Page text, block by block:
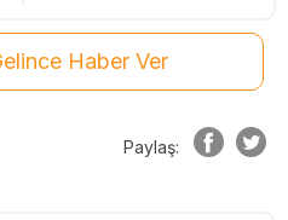
Haber Ver
Paylaş: